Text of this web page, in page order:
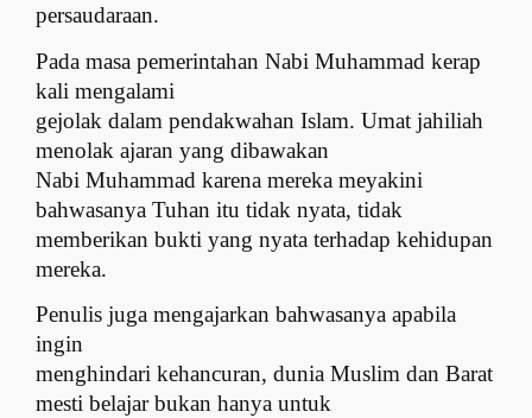
persaudaraan.
Pada masa pemerintahan Nabi Muhammad kerap
kali mengalami
gejolak dalam pendakwahan Islam. Umat jahiliah
menolak ajaran yang dibawakan
Nabi Muhammad karena mereka meyakini
bahwasanya Tuhan itu tidak nyata, tidak
memberikan bukti yang nyata terhadap kehidupan
mereka.
Penulis juga mengajarkan bahwasanya apabila
ingin
menghindari kehancuran, dunia Muslim dan Barat
mesti belajar bukan hanya untuk